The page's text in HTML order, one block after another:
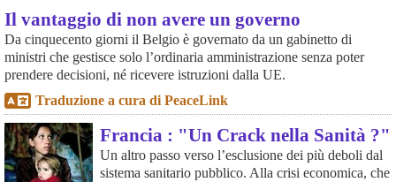
Il vantaggio di non avere un governo
Da cinquecento giorni il Belgio è governato da un gabinetto di
ministri che gestisce solo l’ordinaria amministrazione senza poter
prendere decisioni, né ricevere istruzioni dalla UE.
Traduzione a cura di PeaceLink
Francia : "Un Crack nella Sanità ?"
Un altro passo verso l’esclusione dei più deboli dal
sistema sanitario pubblico. Alla crisi economica, che